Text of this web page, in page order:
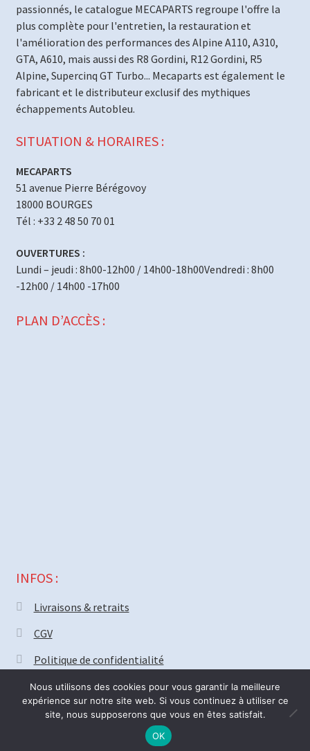
Nous serons fermé vendredi 31 Juillet pour deux semaines. Bonnes
vacances ! ré-ouverture Lundi 17 Août.
passionnés, le catalogue MECAPARTS regroupe l'offre la
plus complète pour l'entretien, la restauration et
l'amélioration des performances des Alpine A110, A310,
GTA, A610, mais aussi des R8 Gordini, R12 Gordini, R5
Alpine, Supercinq GT Turbo... Mecaparts est également le
fabricant et le distributeur exclusif des mythiques
échappements Autobleu.
SITUATION & HORAIRES :
MECAPARTS
51 avenue Pierre Bérégovoy
18000 BOURGES
Tél : +33 2 48 50 70 01
OUVERTURES :
Lundi – jeudi : 8h00-12h00 / 14h00-18h00Vendredi : 8h00
-12h00 / 14h00 -17h00
PLAN D’ACCÈS :
INFOS :
Livraisons & retraits
CGV
Politique de confidentialité
© MECAPARTS 2021 ~ création siteWeb18.net
Nous utilisons des cookies pour vous garantir la meilleure
expérience sur notre site web. Si vous continuez à utiliser ce
site, nous supposerons que vous en êtes satisfait.
OK